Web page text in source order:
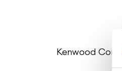
Kenwood